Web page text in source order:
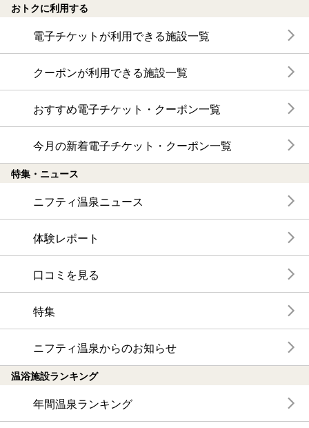
おトクに利用する
電子チケットが利用できる施設一覧
クーポンが利用できる施設一覧
おすすめ電子チケット・クーポン一覧
今月の新着電子チケット・クーポン一覧
特集・ニュース
ニフティ温泉ニュース
体験レポート
口コミを見る
特集
ニフティ温泉からのお知らせ
温浴施設ランキング
年間温泉ランキング